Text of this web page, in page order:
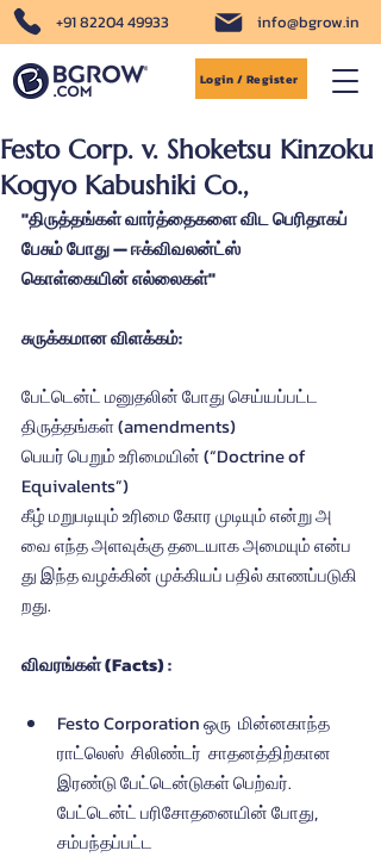
+91 82204 49933 info@bgrow.in
Login / Register
Festo Corp. v. Shoketsu Kinzoku
Kogyo Kabushiki Co.,
"திருத்தங்கள் வார்த்தைகளை விட பெரிதாகப்
பேசும் போது — ஈக்விவலன்ட்ஸ்
கொள்கையின் எல்லைகள்"
சுருக்கமான விளக்கம்:
பேட்டென்ட் மனுதலின் போது செய்யப்பட்ட
திருத்தங்கள் (amendments)
பெயர் பெறும் உரிமையின் (“Doctrine of
Equivalents”)
கீழ் மறுபடியும் உரிமை கோர முடியும் என்று அ
வை எந்த அளவுக்கு தடையாக அமையும் என்ப
து இந்த வழக்கின் முக்கியப் பதில் காணப்படுகி
றது.
விவரங்கள் (Facts) :
Festo Corporation ஒரு  மின்னகாந்த
ராட்லெஸ்  சிலிண்டர்  சாதனத்திற்கான
இரண்டு பேட்டென்டுகள் பெற்வர்.
பேட்டென்ட் பரிசோதனையின் போது,
சம்பந்தப்பட்ட